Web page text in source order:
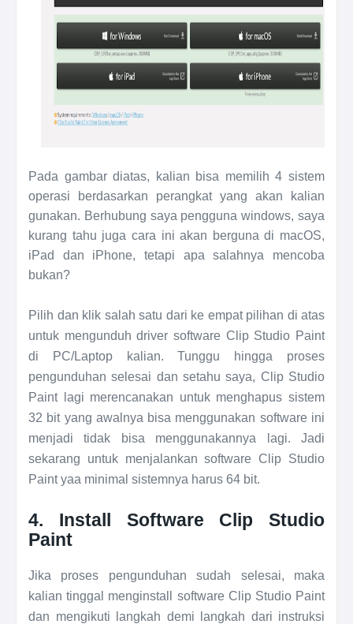
Pada gambar diatas, kalian bisa memilih 4 sistem
operasi berdasarkan perangkat yang akan kalian
gunakan. Berhubung saya pengguna windows, saya
kurang tahu juga cara ini akan berguna di macOS,
iPad dan iPhone, tetapi apa salahnya mencoba
bukan?
Pilih dan klik salah satu dari ke empat pilihan di atas
untuk mengunduh driver software Clip Studio Paint
di PC/Laptop kalian. Tunggu hingga proses
pengunduhan selesai dan setahu saya, Clip Studio
Paint lagi merencanakan untuk menghapus sistem
32 bit yang awalnya bisa menggunakan software ini
menjadi tidak bisa menggunakannya lagi. Jadi
sekarang untuk menjalankan software Clip Studio
Paint yaa minimal sistemnya harus 64 bit.
4. Install Software Clip Studio
Paint
Jika proses pengunduhan sudah selesai, maka
kalian tinggal menginstall software Clip Studio Paint
dan mengikuti langkah demi langkah dari instruksi